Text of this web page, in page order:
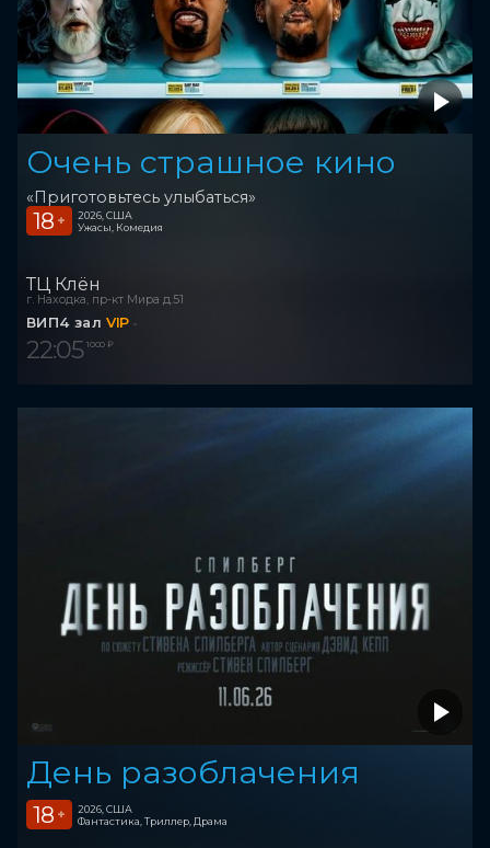
Очень страшное кино
«Приготовьтесь улыбаться»
18 +
2026, США
Ужасы, Комедия
ТЦ Клён
г. Находка, пр-кт Мира д.51
ВИП4 зал VIP
22:05 1 000 ₽
День разоблачения
18 +
2026, США
Фантастика, Триллер, Драма